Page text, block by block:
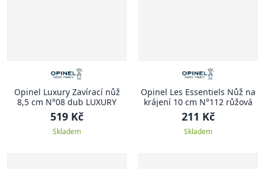
Opinel Luxury Zavírací nůž
8,5 cm N°08 dub LUXURY
519 Kč
Skladem
Opinel Les Essentiels Nůž na
krájení 10 cm N°112 růžová
211 Kč
Skladem